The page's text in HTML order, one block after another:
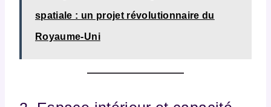
spatiale : un projet révolutionnaire du
Royaume-Uni